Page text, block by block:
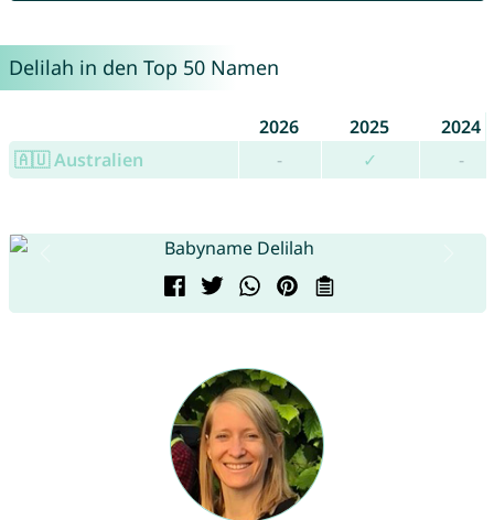
Delilah in den Top 50 Namen
2026 2025
2024
🇦🇺 Australien
- ✓ -